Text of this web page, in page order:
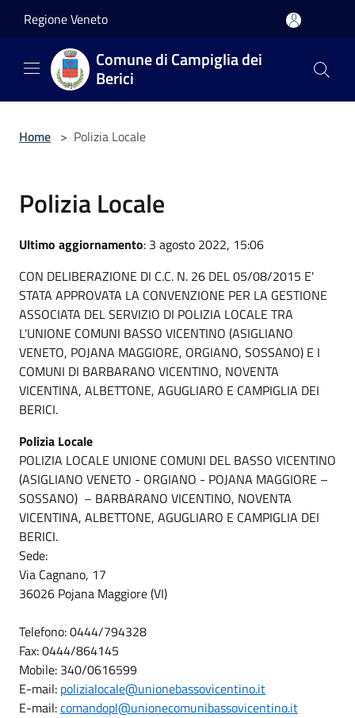
Regione Veneto
Comune di Campiglia dei
Berici
Home > Polizia Locale
Polizia Locale
Ultimo aggiornamento: 3 agosto 2022, 15:06
CON DELIBERAZIONE DI C.C. N. 26 DEL 05/08/2015 E'
STATA APPROVATA LA CONVENZIONE PER LA GESTIONE
ASSOCIATA DEL SERVIZIO DI POLIZIA LOCALE TRA
L'UNIONE COMUNI BASSO VICENTINO (ASIGLIANO
VENETO, POJANA MAGGIORE, ORGIANO, SOSSANO) E I
COMUNI DI BARBARANO VICENTINO, NOVENTA
VICENTINA, ALBETTONE, AGUGLIARO E CAMPIGLIA DEI
BERICI.
Polizia Locale
POLIZIA LOCALE UNIONE COMUNI DEL BASSO VICENTINO
(ASIGLIANO VENETO - ORGIANO - POJANA MAGGIORE –
SOSSANO) – BARBARANO VICENTINO, NOVENTA
VICENTINA, ALBETTONE, AGUGLIARO E CAMPIGLIA DEI
BERICI.
Sede:
Via Cagnano, 17
36026 Pojana Maggiore (VI)
Telefono: 0444/794328
Fax: 0444/864145
Mobile: 340/0616599
E-mail: polizialocale@unionebassovicentino.it
E-mail:comandopl@unionecomunibassovicentino.it